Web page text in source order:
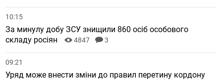
10:15
За минулу добу ЗСУ знищили 860 осіб особового
складу росіян
4847 3
09:21
Уряд може внести зміни до правил перетину кордону